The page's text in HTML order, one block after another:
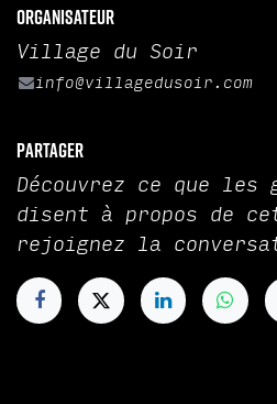
Organisateur
Village du Soir
info@villagedusoir.com
Partager
Découvrez ce que les
disent à propos de
rejoignez la